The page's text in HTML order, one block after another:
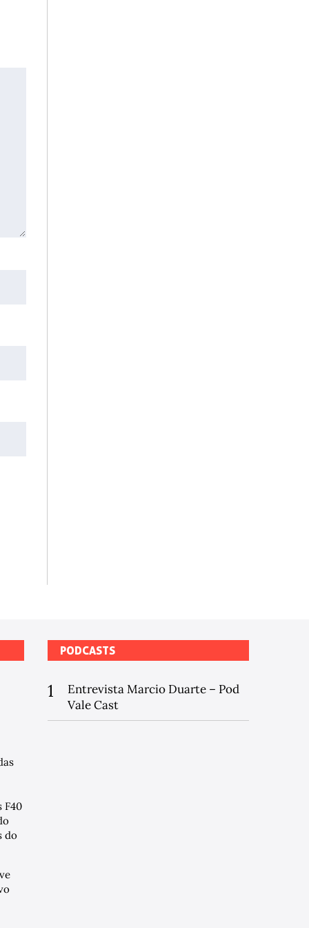
F40
do
PODCASTS
1
Entrevista Marcio Duarte – Pod
Vale Cast